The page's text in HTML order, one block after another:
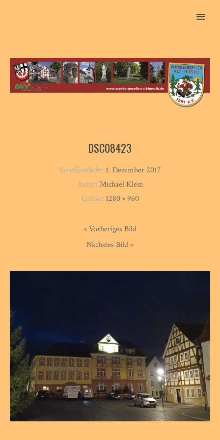
MENU
DSC08423
Veröffentlicht: 1. Dezember 2017
Autor: Michael Klein
Größe: 1280 × 960
« Vorheriges Bild
Nächstes Bild »